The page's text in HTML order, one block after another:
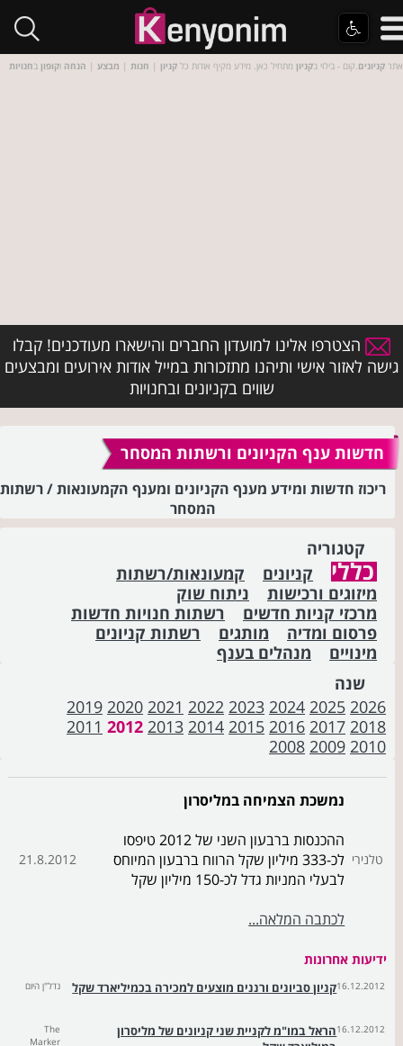
אתר קניונים.קום - בילוי בקניון מתחיל כאן. מידע מקיף אודות כל קניון | חנות | מבצע | הנחה וקופון בחנויות
הצטרפו אלינו למועדון החברים והישארו מעודכנים! קבלו
גישה לאזור אישי ותיהנו מתזכורות במייל אודות אירועים ומבצעים
שווים בקניונים ובחנויות
חדשות ענף הקניונים ורשתות המסחר
ריכוז חדשות ומידע מענף הקניונים ומענף הקמעונאות / רשתות
המסחר
קטגוריה
כללי קניונים
קמעונאות/רשתות
מיזוגים ורכישות
ניתוח שוק
מרכזי קניות חדשים
רשתות חנויות חדשות
פרסום ומדיה
מותגים
רשתות קניונים
מינויים
מנהלים בענף
שנה
2026
2025
2024
2023
2022
2021
2020
2019
2018
2017
2016
2015
2014
2013
2012
2011
2010
2009
2008
טלנירי
נמשכת הצמיחה במליסרון
ההכנסות ברבעון השני של 2012 טיפסו
לכ-333 מיליון שקל הרווח ברבעון המיוחס
לבעלי המניות גדל לכ-150 מיליון שקל
לכתבה המלאה...
21.8.2012
ידיעות אחרונות
16.12.2012קניון סביונים ורננים מוצעים למכירה בכמיליארד שקל נדל"ן היום
16.12.2012הראל במו"מ לקניית שני קניונים של מליסרון
The
Marker